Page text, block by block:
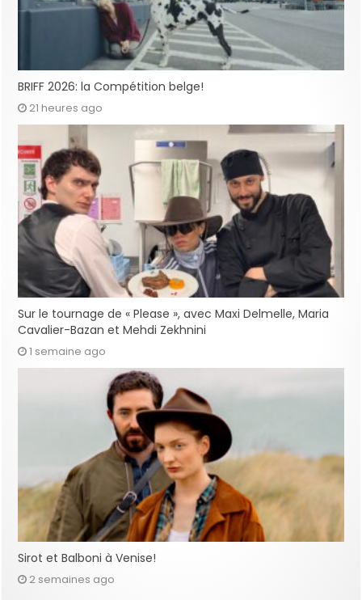
BRIFF 2026: la Compétition belge!
21 heures ago
Sur le tournage de « Please », avec Maxi Delmelle, Maria
Cavalier-Bazan et Mehdi Zekhnini
1 semaine ago
Sirot et Balboni à Venise!
2 semaines ago